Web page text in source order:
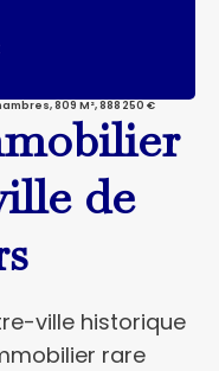
809 M², 888 250 €
de
ville historique
rare